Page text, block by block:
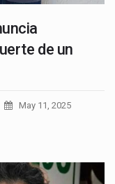
de un
May 11, 2025